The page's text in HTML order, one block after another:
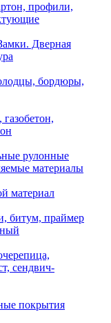
профили,
Дверная
бордюры,
рулонные
материалы
материал
битум, праймер
сендвич-
покрытия